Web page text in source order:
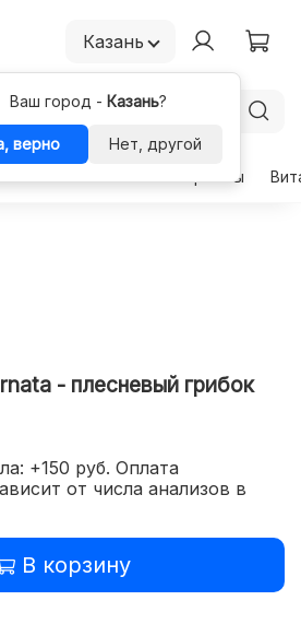
Казань
Ваш город - Казань?
верно
Нет, другой
Гормоны
- плесневый грибок
+150 руб. Оплата
от числа анализов в
В корзину